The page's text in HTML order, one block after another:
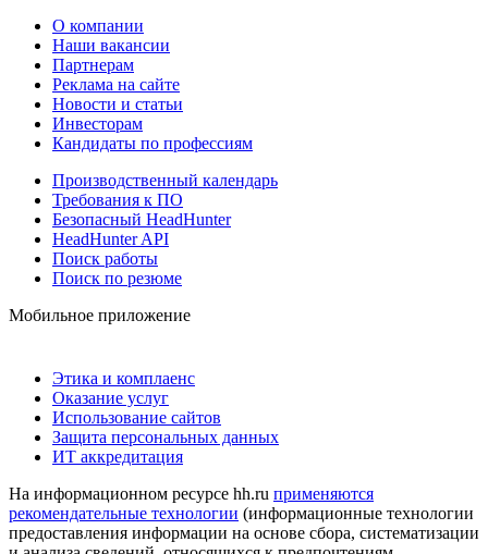
О компании
Наши вакансии
Партнерам
Реклама на сайте
Новости и статьи
Инвесторам
Кандидаты по профессиям
Производственный календарь
Требования к ПО
Безопасный HeadHunter
HeadHunter API
Поиск работы
Поиск по резюме
Мобильное приложение
Этика и комплаенс
Оказание услуг
Использование сайтов
Защита персональных данных
ИТ аккредитация
На информационном ресурсе hh.ru применяются
рекомендательные технологии (информационные технологии
предоставления информации на основе сбора, систематизации